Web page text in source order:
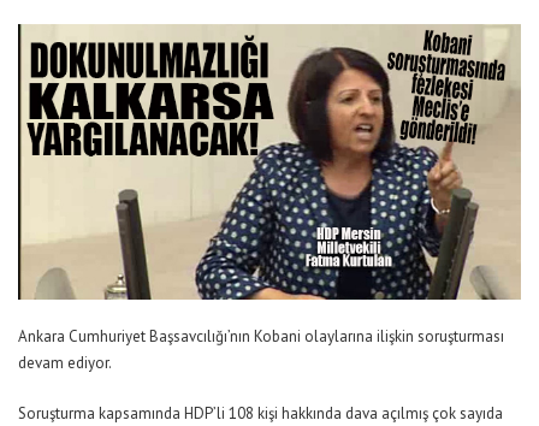
Ankara Cumhuriyet Başsavcılığı’nın Kobani olaylarına ilişkin soruşturması
devam ediyor.
Soruşturma kapsamında HDP’li 108 kişi hakkında dava açılmış çok sayıda